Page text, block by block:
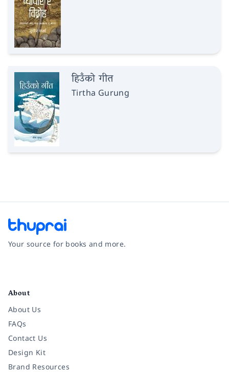
हिउँको गीत
Tirtha Gurung
Your source for books and more.
About
About Us
FAQs
Contact Us
Design Kit
Brand Resources